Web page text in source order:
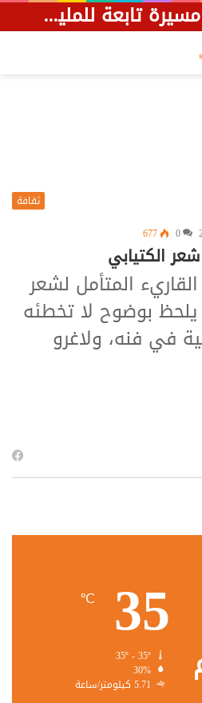
الجيش يسقط مسيرة تابعة للمليشيا كانت تستهدف مواقع دفاعية متقدمة بمدينة الدلنج.
ثقافة
0
677
الكتيابي
المتأمل لشعر
يلحظ بوضوح لا تخطئه
في فنه، ولاغرو
35
℃
30%
5.71 كيلومتر/ساعة